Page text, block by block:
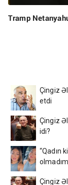
Tramp
Çingiz
etdi
Çingiz
idi?
“Qadın
Çingiz